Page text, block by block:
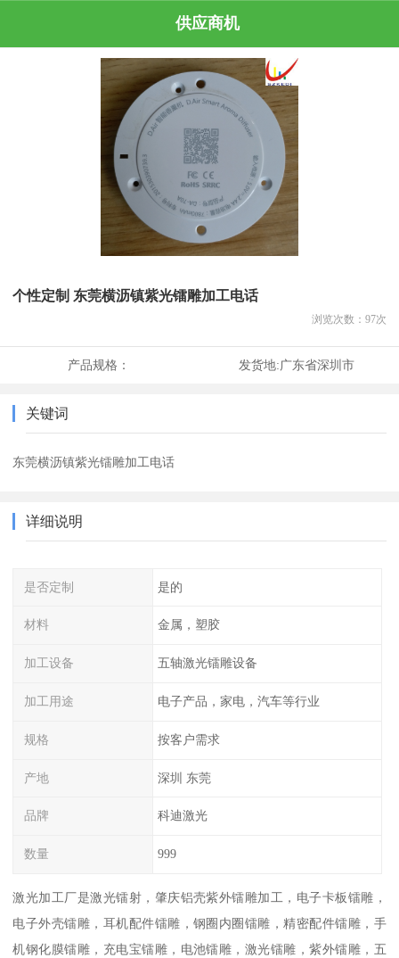
供应商机
个性定制 东莞横沥镇紫光镭雕加工电话
浏览次数： 97次
产品规格： 发货地:广东省深圳市
关键词
东莞横沥镇紫光镭雕加工电话
详细说明
是否定制 是的
材料 金属，塑胶
加工设备 五轴激光镭雕设备
加工用途 电子产品，家电，汽车等行业
规格 按客户需求
产地 深圳 东莞
品牌 科迪激光
数量 999
激光加工厂是激光镭射，肇庆铝壳紫外镭雕加工，电子卡板镭雕，
电子外壳镭雕，耳机配件镭雕，钢圈内圈镭雕，精密配件镭雕，手
机钢化膜镭雕，充电宝镭雕，电池镭雕，激光镭雕，紫外镭雕，五